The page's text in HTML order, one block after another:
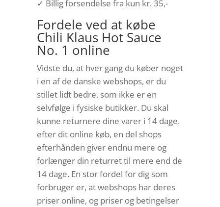
✓ Billig forsendelse fra kun kr. 35,-
Fordele ved at købe
Chili Klaus Hot Sauce
No. 1 online
Vidste du, at hver gang du køber noget
i en af de danske webshops, er du
stillet lidt bedre, som ikke er en
selvfølge i fysiske butikker. Du skal
kunne returnere dine varer i 14 dage.
efter dit online køb, en del shops
efterhånden giver endnu mere og
forlænger din returret til mere end de
14 dage. En stor fordel for dig som
forbruger er, at webshops har deres
priser online, og priser og betingelser